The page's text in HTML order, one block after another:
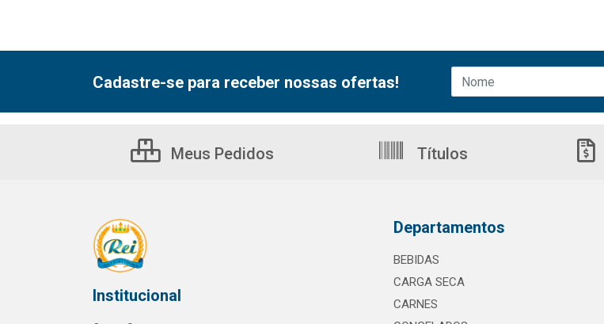
Cadastre-se para receber nossas ofertas!
Meus Pedidos Títulos
Institucional
Departamentos
BEBIDAS
CARGA SECA
CARNES